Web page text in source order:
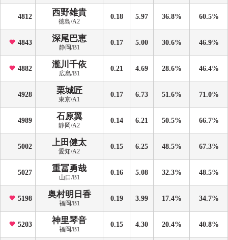
4812 西野雄貴
徳島/A2
0.18 5.97 36.8% 60.5%
4843 深尾巴恵
静岡/B1
0.17 5.00 30.6% 46.9%
4882 瀧川千依
広島/B1
0.21 4.69 28.6% 46.4%
4928 栗城匠
東京/A1
0.17 6.73 51.6% 71.0%
4989 石原翼
静岡/A2
0.14 6.21 50.5% 66.7%
5002 上田健太
愛知/A2
0.15 6.25 48.5% 67.3%
5027 重冨勇哉
山口/B1
0.16 5.08 32.3% 48.5%
5198 奥村明日香
福岡/B1
0.19 3.99 17.4% 34.7%
5203 神里琴音
福岡/B1
0.15 4.30 20.4% 40.8%